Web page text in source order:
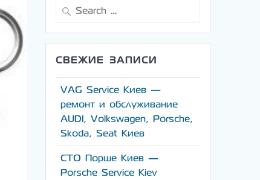
Search
СВЕЖИЕ ЗАПИСИ
VAG Service Киев —
ремонт и обслуживание
AUDI, Volkswagen, Porsche,
Skoda, Seat Киев
СТО Порше Киев —
Porsche Service Kiev